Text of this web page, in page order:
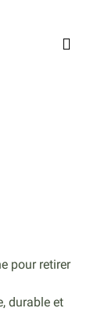
pour retirer
durable et